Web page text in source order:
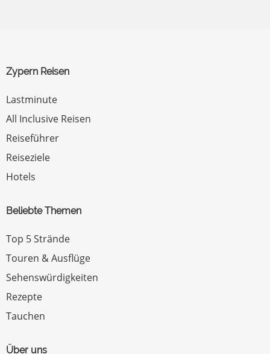
Zypern Reisen
Lastminute
All Inclusive Reisen
Reiseführer
Reiseziele
Hotels
Beliebte Themen
Top 5 Strände
Touren & Ausflüge
Sehenswürdigkeiten
Rezepte
Tauchen
Über uns